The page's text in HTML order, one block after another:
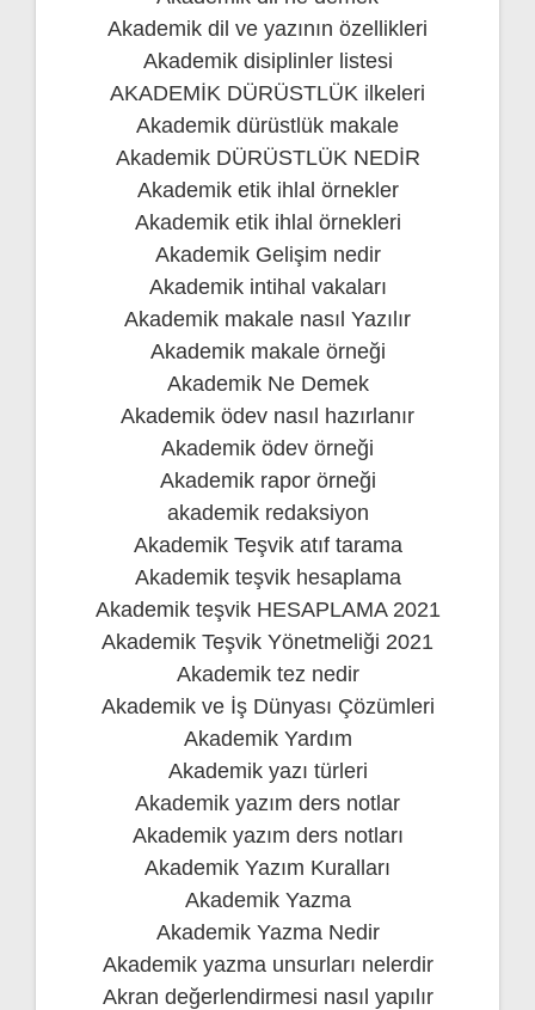
Akademik dil ve yazının özellikleri
Akademik disiplinler listesi
AKADEMİK DÜRÜSTLÜK ilkeleri
Akademik dürüstlük makale
Akademik DÜRÜSTLÜK NEDİR
Akademik etik ihlal örnekler
Akademik etik ihlal örnekleri
Akademik Gelişim nedir
Akademik intihal vakaları
Akademik makale nasıl Yazılır
Akademik makale örneği
Akademik Ne Demek
Akademik ödev nasıl hazırlanır
Akademik ödev örneği
Akademik rapor örneği
akademik redaksiyon
Akademik Teşvik atıf tarama
Akademik teşvik hesaplama
Akademik teşvik HESAPLAMA 2021
Akademik Teşvik Yönetmeliği 2021
Akademik tez nedir
Akademik ve İş Dünyası Çözümleri
Akademik Yardım
Akademik yazı türleri
Akademik yazım ders notlar
Akademik yazım ders notları
Akademik Yazım Kuralları
Akademik Yazma
Akademik Yazma Nedir
Akademik yazma unsurları nelerdir
Akran değerlendirmesi nasıl yapılır